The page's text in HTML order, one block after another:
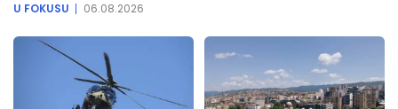
U FOKUSU 06.08.2026